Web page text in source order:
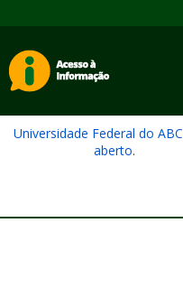
Universidade Federal do ABC
aberto.